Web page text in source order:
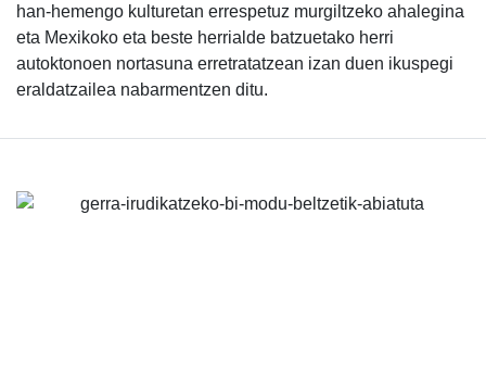
han-hemengo kulturetan errespetuz murgiltzeko ahalegina
eta Mexikoko eta beste herrialde batzuetako herri
autoktonoen nortasuna erretratatzean izan duen ikuspegi
eraldatzailea nabarmentzen ditu.